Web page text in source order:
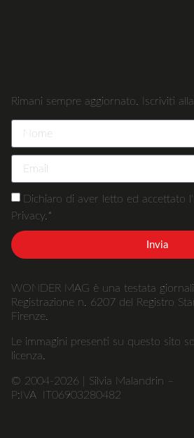
Rimani sempre aggiornato. Iscriviti
Dichiaro di aver letto ed accettato
Privacy.*
Invia
WONDER MAG è una testata
Registrazione n. 6207 del Registro
Firenze.
Le immagini presenti su questo sito
licenza.
© 2004-2026 | Silvia Malandrin –
P:IVA IT06903280482